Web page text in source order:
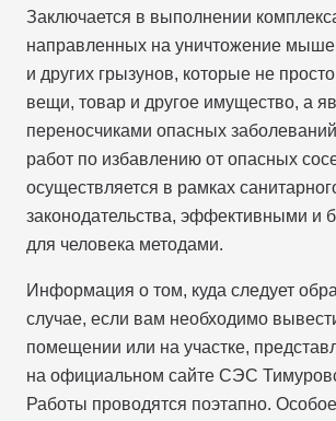
Заключается в выполнении
направленных на уничтожение
и других грызунов, которые не просто
вещи, товар и другое имущество, а
переносчиками опасных
работ по избавлению от опасных
осуществляется в рамках
законодательства, эффективными и
для человека методами.
Информация о том, куда следует
случае, если вам необходимо
помещении или на участке,
на официальном сайте СЭС
Работы проводятся поэтапно.